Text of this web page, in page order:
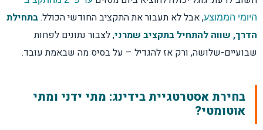
היומי הממוצע, אבל לא תעבור את התקציב החודשי הכולל.בתחילת
הדרך, שווה להתחיל בתקציב שמרני, לצבור נתונים לפחות
שבועיים-שלושה, ורק אז להגדיל – על בסיס מה שבאמת עובד.
בחירת אסטרטגיית בידינג: מתי ידני ומתי
אוטומטי?